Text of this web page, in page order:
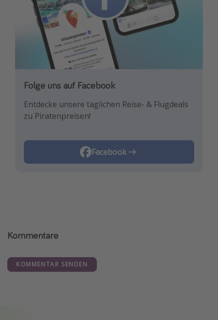
Folge uns auf Facebook
Entdecke unsere täglichen Reise- & Flugdeals
zu Piratenpreisen!
Facebook
Kommentare
KOMMENTAR SENDEN